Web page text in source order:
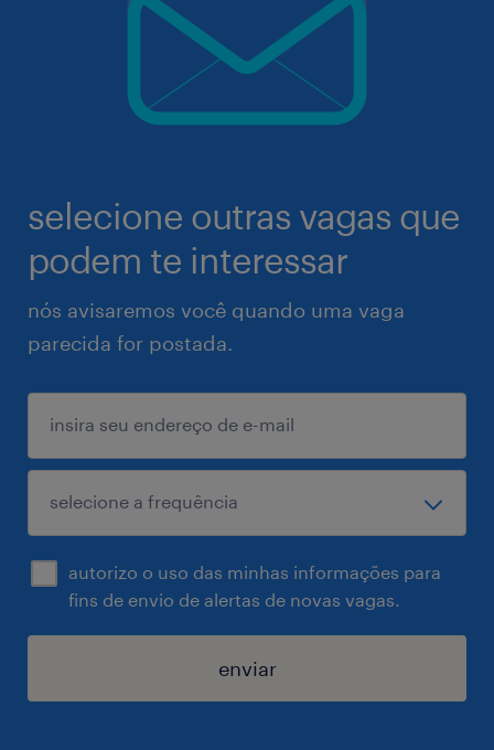
selecione outras vagas que
podem te interessar
nós avisaremos você quando uma vaga
parecida for postada.
autorizo o uso das minhas informações para
fins de envio de alertas de novas vagas.
enviar